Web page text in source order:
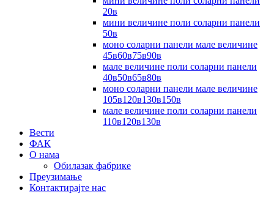
20в
мини величине поли соларни панели
50в
моно соларни панели мале величине
45в60в75в90в
мале величине поли соларни панели
40в50в65в80в
моно соларни панели мале величине
105в120в130в150в
мале величине поли соларни панели
110в120в130в
Вести
ФАК
О нама
Обилазак фабрике
Преузимање
Контактирајте нас